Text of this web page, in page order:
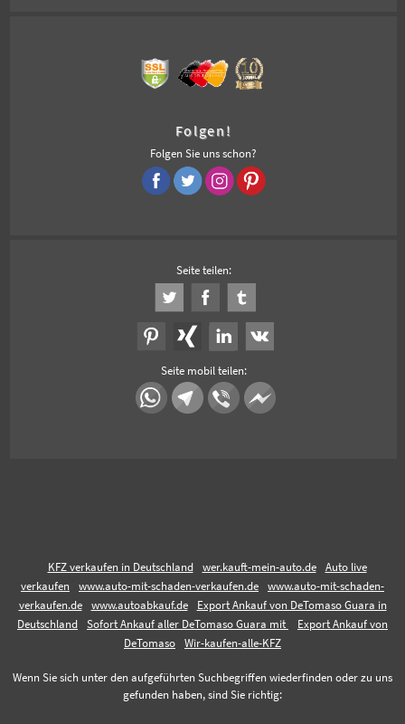
Folgen!
Folgen Sie uns schon?
Seite teilen:
Seite mobil teilen:
KFZ verkaufen in Deutschland wer.kauft-mein-auto.de
Auto live
verkaufen
www.auto-mit-schaden-verkaufen.de
www.auto-mit-schaden-
verkaufen.de
www.autoabkauf.de
Export Ankauf von DeTomaso Guara in
Deutschland
Sofort Ankauf aller DeTomaso Guara mit
Export Ankauf von
DeTomaso
Wir-kaufen-alle-KFZ
Wenn Sie sich unter den aufgeführten Suchbegriffen wiederfinden oder zu uns
gefunden haben, sind Sie richtig: